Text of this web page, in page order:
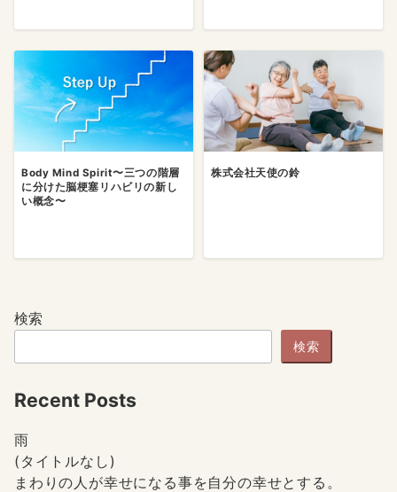
Body Mind Spirit〜三つの階層
に分けた脳梗塞リハビリの新し
い概念〜
株式会社天使の鈴
検索
検索
Recent Posts
雨
(タイトルなし)
まわりの人が幸せになる事を自分の幸せとする。